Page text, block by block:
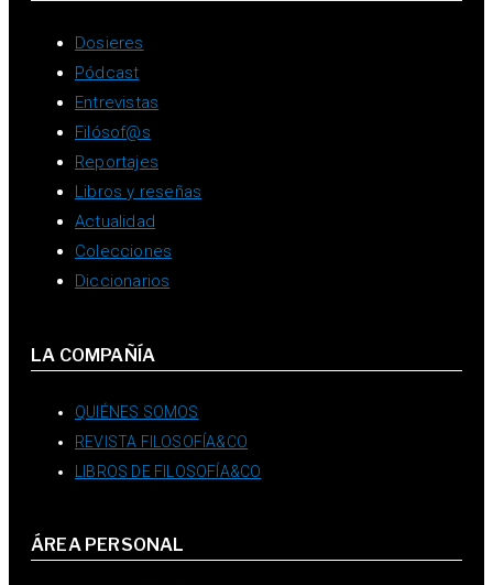
Dosieres
Pódcast
Entrevistas
Filósof@s
Reportajes
Libros y reseñas
Actualidad
Colecciones
Diccionarios
LA COMPAÑÍA
QUIÉNES SOMOS
REVISTA FILOSOFÍA&CO
LIBROS DE FILOSOFÍA&CO
ÁREA PERSONAL